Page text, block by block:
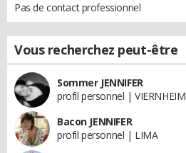
Pas de contact professionnel
Vous recherchez peut-être
Sommer JENNIFER
profil personnel | VIERNHEIM
Bacon JENNIFER
profil personnel | LIMA